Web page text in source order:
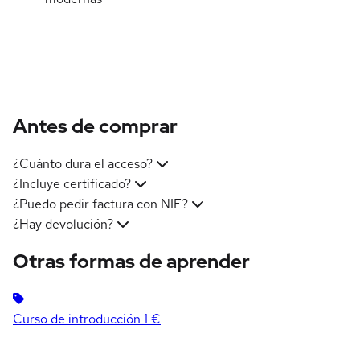
Antes de comprar
¿Cuánto dura el acceso?
¿Incluye certificado?
¿Puedo pedir factura con NIF?
¿Hay devolución?
Otras formas de aprender
Curso de introducción 1 €